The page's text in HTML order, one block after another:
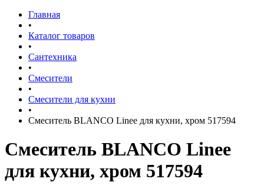
Главная
•
Каталог товаров
•
Сантехника
•
Смесители
•
Смесители для кухни
•
Смеситель BLANCO Linee для кухни, хром 517594
Смеситель BLANCO Linee
для кухни, хром 517594